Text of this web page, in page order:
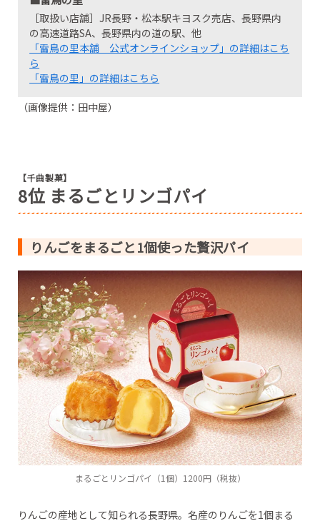
［取扱い店舗］JR長野・松本駅キヨスク売店、長野県内
の高速道路SA、長野県内の道の駅、他
「雷鳥の里本舗 公式オンラインショップ」の詳細はこち
ら
「雷鳥の里」の詳細はこちら
（画像提供：田中屋）
【千曲製菓】
8位 まるごとリンゴパイ
りんごをまるごと1個使った贅沢パイ
まるごとリンゴパイ（1個）1200円（税抜）
りんごの産地として知られる長野県。名産のりんごを1個まる